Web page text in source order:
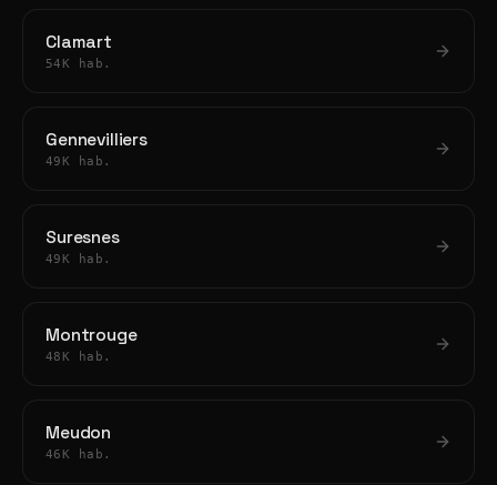
Clamart
54K hab.
Gennevilliers
49K hab.
Suresnes
49K hab.
Montrouge
48K hab.
Meudon
46K hab.